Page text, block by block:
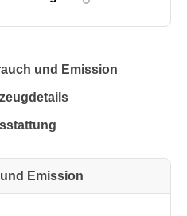
und Emission
Emission